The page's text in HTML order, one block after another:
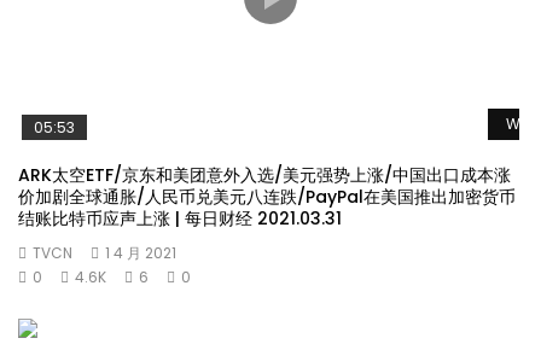
05:53
ARK太空ETF/京东和美团意外入选/美元强势上涨/中国出口成本涨
价加剧全球通胀/人民币兑美元八连跌/PayPal在美国推出加密货币
结账比特币应声上涨 | 每日财经 2021.03.31
TVCN
1 4 月 2021
0
4.6K 6 0